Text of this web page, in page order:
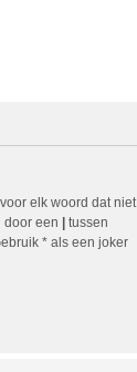
elk woord dat niet
door een
tussen
* als een joker